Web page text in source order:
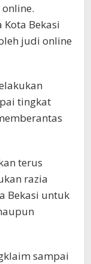
Kota Bekasi
judi online
tingkat
terus
razia
Bekasi untuk
sampai